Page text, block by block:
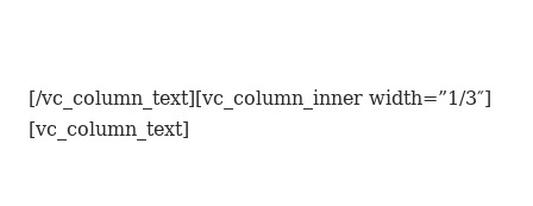
[/vc_column_text][vc_column_inner width=”1/3″]
[vc_column_text]